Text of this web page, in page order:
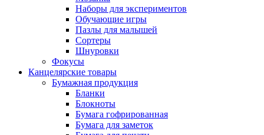
Наборы для экспериментов
Обучающие игры
Пазлы для малышей
Сортеры
Шнуровки
Фокусы
Канцелярские товары
Бумажная продукция
Бланки
Блокноты
Бумага гофрированная
Бумага для заметок